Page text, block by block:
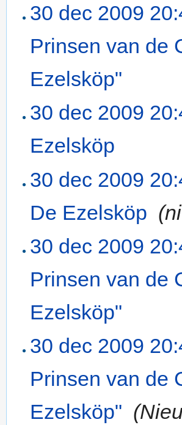
30 dec 2009
Prinsen van de
Ezelsköp"
30 dec 2009
Ezelsköp
30 dec 2009
De Ezelsköp
30 dec 2009
Prinsen van de
Ezelsköp"
30 dec 2009
Prinsen van de
Ezelsköp"